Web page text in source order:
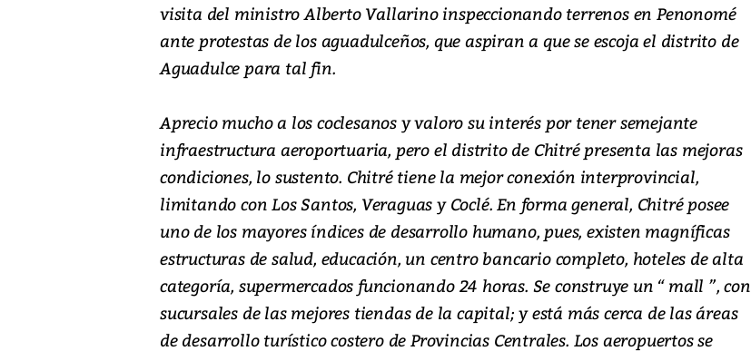
visita del ministro Alberto Vallarino inspeccionando terrenos en Penonomé
ante protestas de los aguadulceños, que aspiran a que se escoja el distrito de
Aguadulce para tal fin.
Aprecio mucho a los coclesanos y valoro su interés por tener semejante
infraestructura aeroportuaria, pero el distrito de Chitré presenta las mejoras
condiciones, lo sustento. Chitré tiene la mejor conexión interprovincial,
limitando con Los Santos, Veraguas y Coclé. En forma general, Chitré posee
uno de los mayores índices de desarrollo humano, pues, existen magníficas
estructuras de salud, educación, un centro bancario completo, hoteles de alta
categoría, supermercados funcionando 24 horas. Se construye un “ mall ”, con
sucursales de las mejores tiendas de la capital; y está más cerca de las áreas
de desarrollo turístico costero de Provincias Centrales. Los aeropuertos se